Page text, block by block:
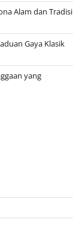
Alam dan Tradisi
Gaya Klasik
yang